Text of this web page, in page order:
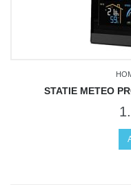
STATIE METEO